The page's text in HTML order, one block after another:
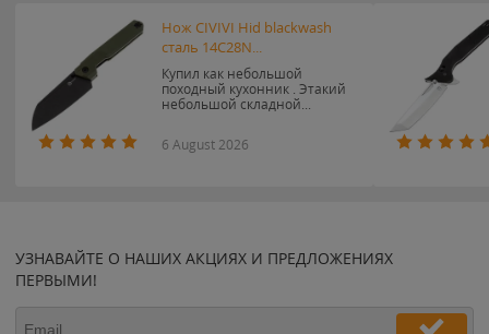
Нож CIVIVI Hid blackwash
сталь 14C28N...
Купил как небольшой
походный кухонник . Этакий
небольшой складной...
6 August 2026
УЗНАВАЙТЕ О НАШИХ АКЦИЯХ И ПРЕДЛОЖЕНИЯХ
ПЕРВЫМИ!